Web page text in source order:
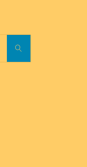
Search